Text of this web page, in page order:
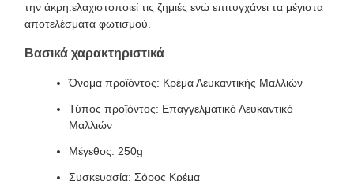
την άκρη.ελαχιστοποιεί τις ζημιές ενώ επιτυγχάνει τα μέγιστα
αποτελέσματα φωτισμού.
Βασικά χαρακτηριστικά
Όνομα προϊόντος: Κρέμα Λευκαντικής Μαλλιών
Τύπος προϊόντος: Επαγγελματικό Λευκαντικό
Μαλλιών
Μέγεθος: 250g
Συσκευασία: Σόρος Κρέμα